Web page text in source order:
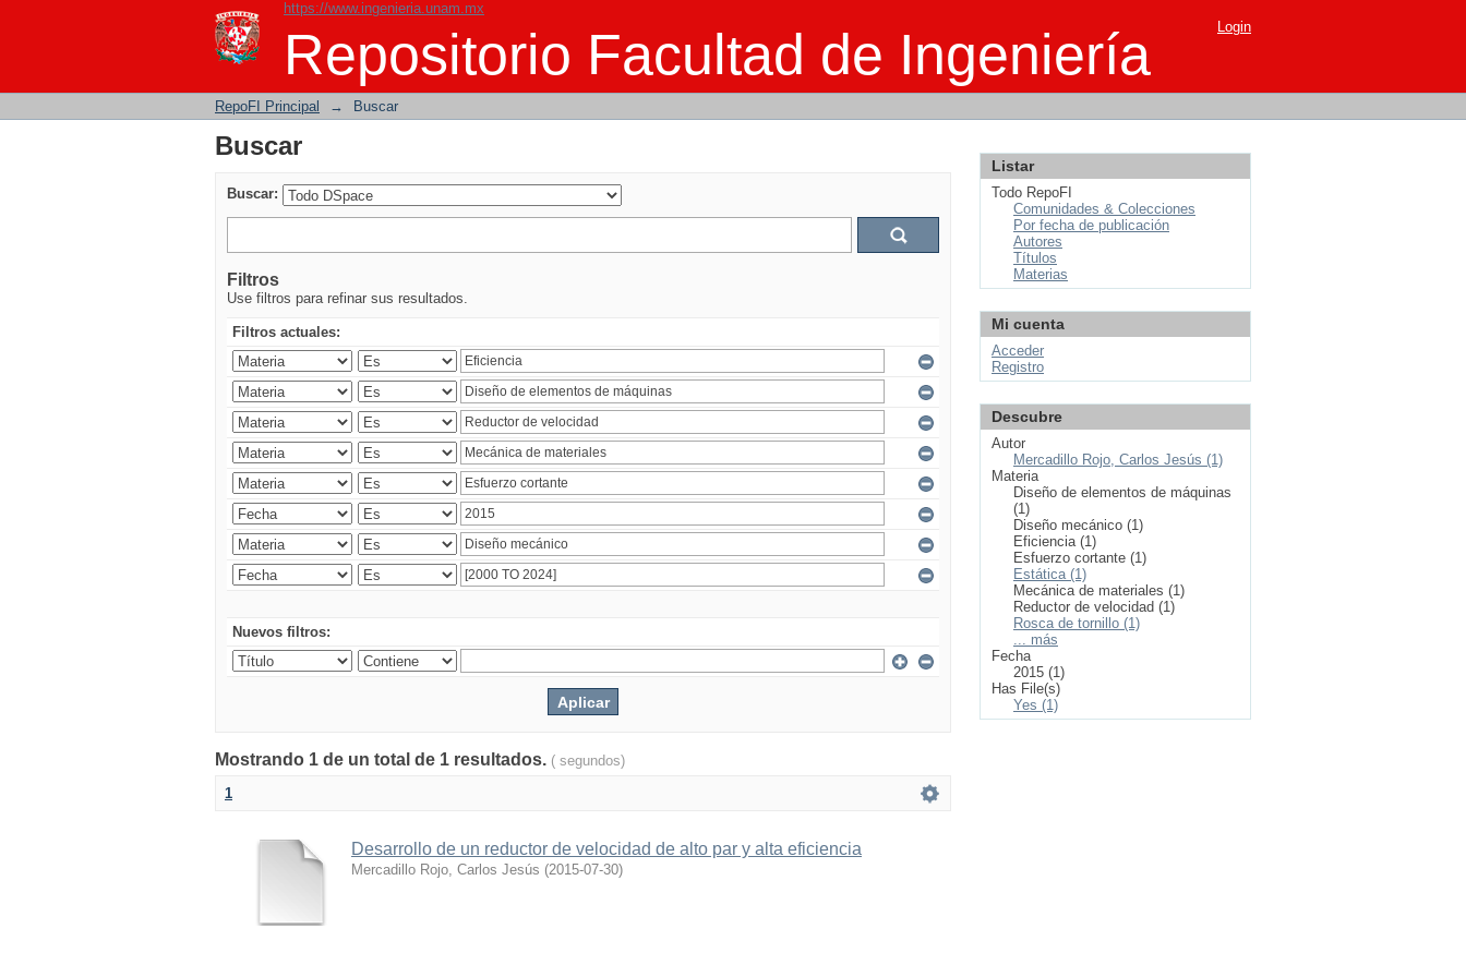
https://www.ingenieria.unam.mx
Repositorio Facultad de Ingeniería
Buscar Login
RepoFI Principal → Buscar
Buscar
Buscar:
Filtros
Use filtros para refinar sus resultados.
Filtros actuales:
Nuevos filtros:
Mostrando 1 de un total de 1 resultados. ( segundos)
1
Desarrollo de un reductor de velocidad de alto par y alta eficiencia
Mercadillo Rojo, Carlos Jesús (2015-07-30)
Listar
Todo RepoFI
Comunidades & Colecciones
Por fecha de publicación
Autores
Títulos
Materias
Mi cuenta
Acceder
Registro
Descubre
Autor
Mercadillo Rojo, Carlos Jesús (1)
Materia
Diseño de elementos de máquinas
(1)
Diseño mecánico (1)
Eficiencia (1)
Esfuerzo cortante (1)
Estática (1)
Mecánica de materiales (1)
Reductor de velocidad (1)
Rosca de tornillo (1)
... más
Fecha
2015 (1)
Has File(s)
Yes (1)